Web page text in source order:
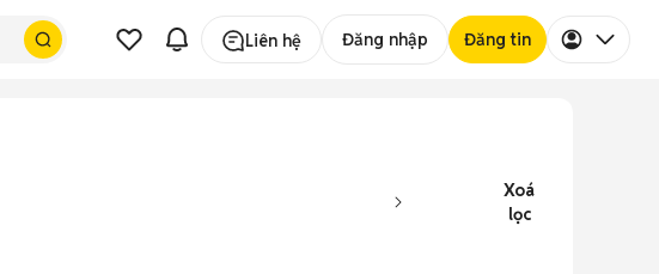
Liên hệ Đăng nhập Đăng tin
Xoá
lọc